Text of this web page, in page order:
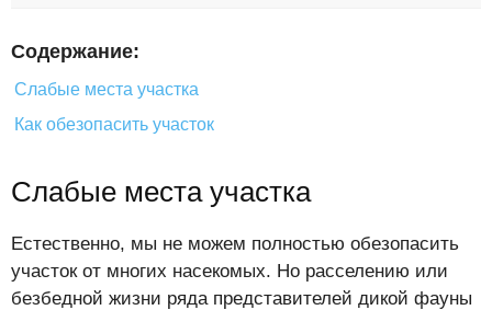
Содержание:
Слабые места участка
Как обезопасить участок
Слабые места участка
Естественно, мы не можем полностью обезопасить
участок от многих насекомых. Но расселению или
безбедной жизни ряда представителей дикой фауны